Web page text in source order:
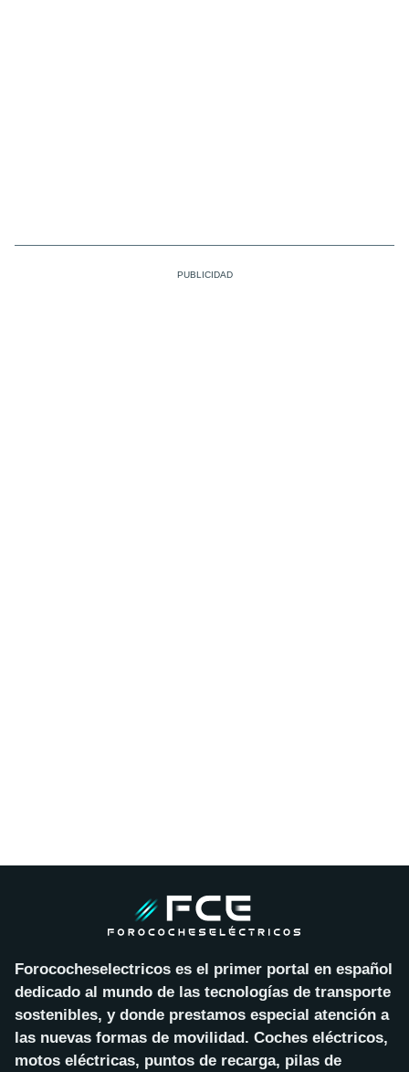
Forococheselectricos es el primer portal en español
dedicado al mundo de las tecnologías de transporte
sostenibles, y donde prestamos especial atención a
las nuevas formas de movilidad. Coches eléctricos,
motos eléctricas, puntos de recarga, pilas de